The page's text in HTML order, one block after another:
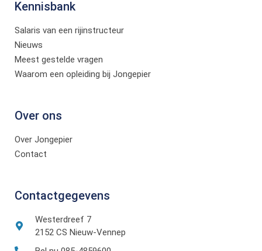
Kennisbank
Salaris van een rijinstructeur
Nieuws
Meest gestelde vragen
Waarom een opleiding bij Jongepier
Over ons
Over Jongepier
Contact
Contactgegevens
Westerdreef 7
2152 CS Nieuw-Vennep